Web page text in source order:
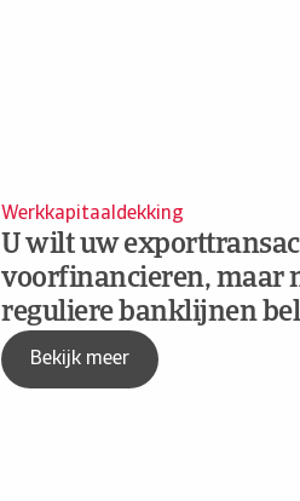
Werkkapitaaldekking
U wilt uw
voorfinancieren, maar
reguliere banklijnen
Bekijk meer